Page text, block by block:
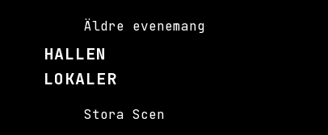
Äldre evenemang
HALLEN
LOKALER
Stora Scen